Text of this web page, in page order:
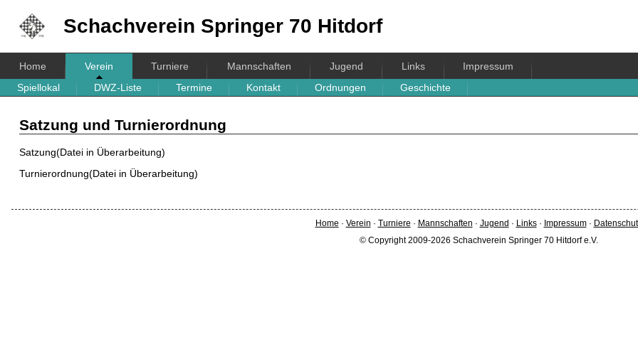
Schachverein Springer 70 Hitdorf
Home Verein Turniere Mannschaften Jugend Links
Impressum
Spiellokal
DWZ-Liste Termine Kontakt Ordnungen Geschichte
Satzung und Turnierordnung
Satzung(Datei in Überarbeitung)
Turnierordnung(Datei in Überarbeitung)
Home · Verein · Turniere · Mannschaften · Jugend · Links · Impressum·
© Copyright 2009-2026 Schachverein Springer 70 Hitdorf e.V.